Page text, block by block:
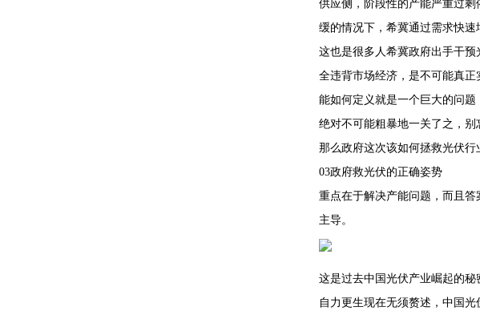
供应侧，阶段性的产能严重过
缓的情况下，希冀通过需求快
这也是很多人希冀政府出手干
全违背市场经济，是不可能真
能如何定义就是一个巨大的问题
绝对不可能粗暴地一关了之，别
那么政府这次该如何拯救光伏行
03政府救光伏的正确姿势
重点在于解决产能问题，而且
主导。
这是过去中国光伏产业崛起的秘
自力更生现在无须赘述，中国